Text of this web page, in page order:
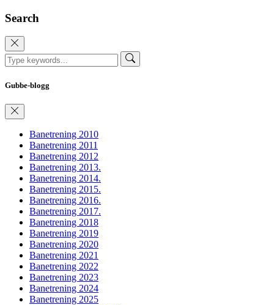
Search
Gubbe-blogg
Banetrening 2010
Banetrening 2011
Banetrening 2012
Banetrening 2013.
Banetrening 2014.
Banetrening 2015.
Banetrening 2016.
Banetrening 2017.
Banetrening 2018
Banetrening 2019
Banetrening 2020
Banetrening 2021
Banetrening 2022
Banetrening 2023
Banetrening 2024
Banetrening 2025